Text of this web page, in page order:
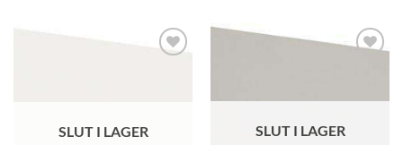
SLUT I LAGER SLUT I LAGER